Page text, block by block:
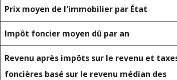
Prix moyen de l'immobilier par État
Impôt foncier moyen dû par an
Revenu après impôts sur le revenu et
foncières basé sur le revenu médian des